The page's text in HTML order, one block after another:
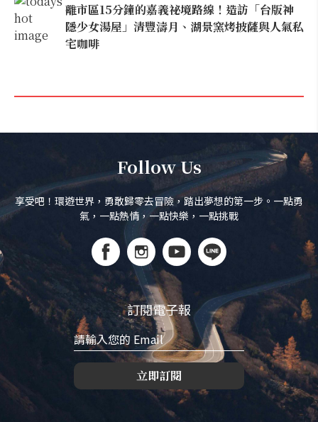
離市區15分鐘的嘉義祕境路線！造訪「台版神
隱少女湯屋」清豐濤月、湖景窯烤披薩與人氣私
宅咖啡
Follow Us
享受吧！環遊世界，勇敢歸零去冒險，踏出夢想的第一步。一點勇
氣，一點熱情，一點快樂，一點挑戰
訂閱電子報
立即訂閱